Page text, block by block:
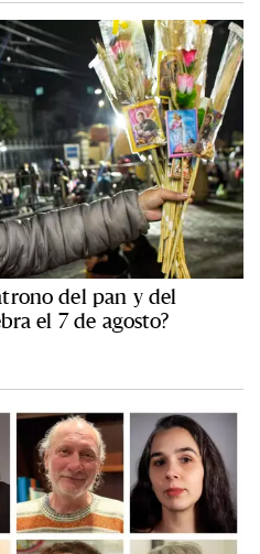
del pan y del
el 7 de agosto?